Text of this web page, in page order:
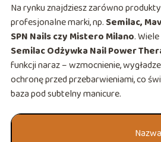
Na rynku znajdziesz zarówno
profesjonalne marki, np. Semilac,
SPN Nails czy Mistero Milano.
Semilac Odżywka Nail Power
funkcji naraz – wzmocnienie,
ochronę przed przebarwieniami, co
baza pod subtelny manicure.